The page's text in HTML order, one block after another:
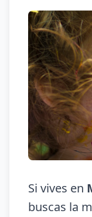
Si vives en
buscas la